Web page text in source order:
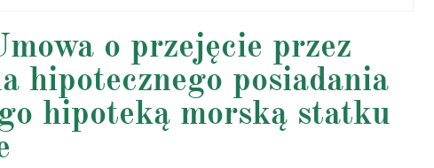
o przejęcie przez
hipotecznego posiadania
hipoteką morską statku